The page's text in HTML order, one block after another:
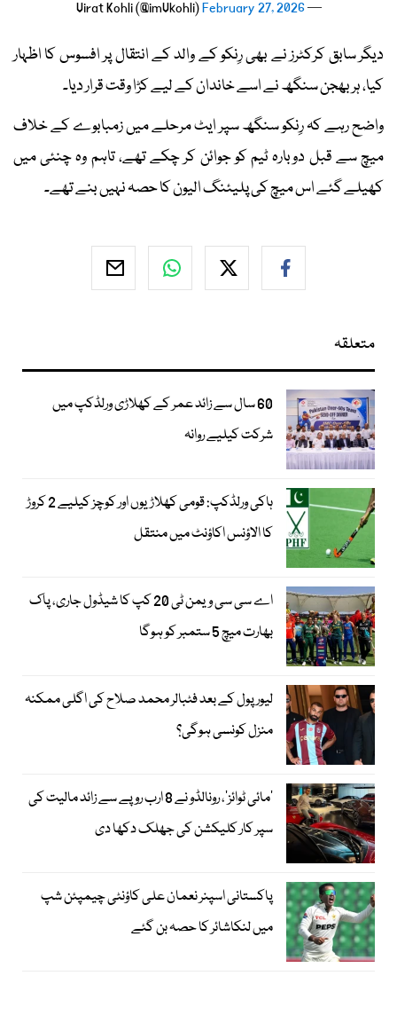
— Virat Kohli (@imVkohli)
February 27, 2026
دیگر سابق کرکٹرز نے بھی رِنکو کے والد کے انتقال پر افسوس کا اظہار
کیا، ہربھجن سنگھ نے اسے خاندان کے لیے کڑا وقت قرار دیا۔
واضح رہے کہ رِنکو سنگھ سپر ایٹ مرحلے میں زمبابوے کے خلاف
میچ سے قبل دوبارہ ٹیم کو جوائن کر چکے تھے، تاہم وہ چنئی میں
کھیلے گئے اس میچ کی پلیئنگ الیون کا حصہ نہیں بنے تھے۔
متعلقہ
60 سال سے زائد عمر کے کھلاڑی ورلڈکپ میں
شرکت کیلیے روانہ
ہاکی ورلڈکپ: قومی کھلاڑیوں اور کوچز کیلیے 2 کروڑ
کا الاؤنس اکاؤنٹ میں منتقل
اے سی سی ویمن ٹی 20 کپ کا شیڈول جاری، پاک
بھارت میچ 5 ستمبر کو ہوگا
لیور پول کے بعد فٹبالر محمد صلاح کی اگلی ممکنہ
منزل کونسی ہوگی؟
’مائی ٹوائز‘، رونالڈو نے 8 ارب روپے سے زائد مالیت کی
سپر کار کلیکشن کی جھلک دکھا دی
پاکستانی اسپنر نعمان علی کاؤنٹی چیمپئن شپ
میں لنکاشائر کا حصہ بن گئے